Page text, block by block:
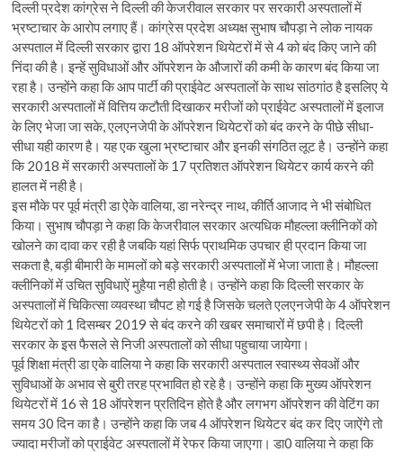
दिल्ली प्रदेश कांग्रेस ने दिल्ली की केजरीवाल सरकार पर सरकारी अस्पतालों में
भ्रष्टाचार के आरोप लगाए हैं। कांग्रेस प्रदेश अध्यक्ष सुभाष चौपड़ा ने लोक नायक
अस्पताल में दिल्ली सरकार द्वारा 18 ऑपरेशन थियेटरों में से 4 को बंद किए जाने की
निंदा की है। इन्हें सुविधाओं और ऑपरेशन के औजारों की कमी के कारण बंद किया जा
रहा है। उन्होंने कहा कि आप पार्टी की प्राईवेट अस्पतालों के साथ सांठगांठ है इसलिए ये
सरकारी अस्पतालों में वित्तिय कटौती दिखाकर मरीजों को प्राईवेट अस्पतालों में इलाज
के लिए भेजा जा सके, एलएनजेपी के ऑपरेशन थियेटरों को बंद करने के पीछे सीधा-
सीधा यही कारण है। यह एक खुला भ्रष्टाचार और इनकी संगठित लूट है। उन्होंने कहा
कि 2018 में सरकारी अस्पतालों के 17 प्रतिशत ऑपरेशन थियेटर कार्य करने की
हालत में नही है।
इस मौके पर पूर्व मंत्री डा ऐके वालिया, डा नरेन्द्र नाथ, कीर्ति आजाद ने भी संबोधित
किया। सुभाष चौपड़ा ने कहा कि केजरीवाल सरकार अत्यधिक मौहल्ला क्लीनिकों को
खोलने का दावा कर रही है जबकि यहां सिर्फ प्राथमिक उपचार ही प्रदान किया जा
सकता है, बड़ी बीमारी के मामलों को बड़े सरकारी अस्पतालों में भेजा जाता है। मौहल्ला
क्लीनिकों में उचित सुविधाऐं मुहैया नही होती है। उन्होंने कहा कि दिल्ली सरकार के
अस्पतालों में चिकित्सा व्यवस्था चौपट हो गई है जिसके चलते एलएनजेपी के 4 ऑपरेशन
थियेटरों को 1 दिसम्बर 2019 से बंद करने की खबर समाचारों में छपी है। दिल्ली
सरकार के इस फैसले से निजी अस्पतालों को सीधा पहुचाया जायेगा।
पूर्व शिक्षा मंत्री डा एके वालिया ने कहा कि सरकारी अस्पताल स्वास्थ्य सेवओं और
सुविधाओं के अभाव से बुरी तरह प्रभावित हो रहे है। उन्होंने कहा कि मुख्य ऑपरेशन
थियेटरों में 16 से 18 ऑपरेशन प्रतिदिन होते है और लगभग ऑपरेशन की वेटिंग का
समय 30 दिन का है। उन्होंने कहा कि जब 4 ऑपरेशन थियेटर बंद कर दिए जाऐंगे तो
ज्यादा मरीजों को प्राईवेट अस्पतालों में रेफर किया जाएगा। डा0 वालिया ने कहा कि